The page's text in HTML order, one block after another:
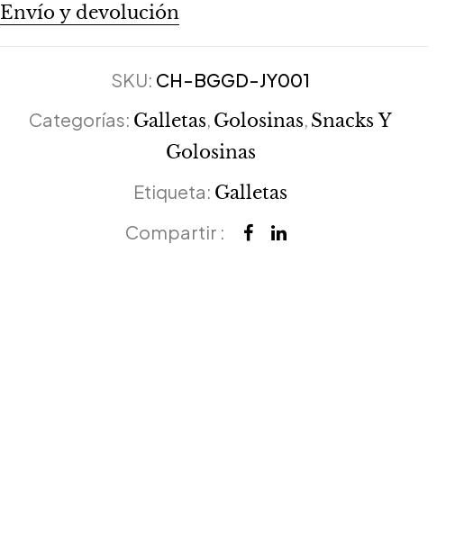
Envío y devolución
SKU: CH-BGGD-JY001
Categorías: Galletas Golosinas Snacks Y
Golosinas
Etiqueta: Galletas
Compartir :